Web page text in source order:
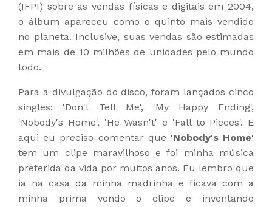
(IFPI) sobre as vendas físicas e digitais em 2004,
o álbum apareceu como o quinto mais vendido
no planeta. Inclusive, suas vendas são estimadas
em mais de 10 milhões de unidades pelo mundo
todo.
Para a divulgação do disco, foram lançados cinco
singles: 'Don't Tell Me', 'My Happy Ending',
'Nobody's Home', 'He Wasn't' e 'Fall to Pieces'. E
aqui eu preciso comentar que 'Nobody's Home'
tem um clipe maravilhoso e foi minha música
preferida da vida por muitos anos. Eu lembro que
ia na casa da minha madrinha e ficava com a
minha prima vendo o clipe e inventando